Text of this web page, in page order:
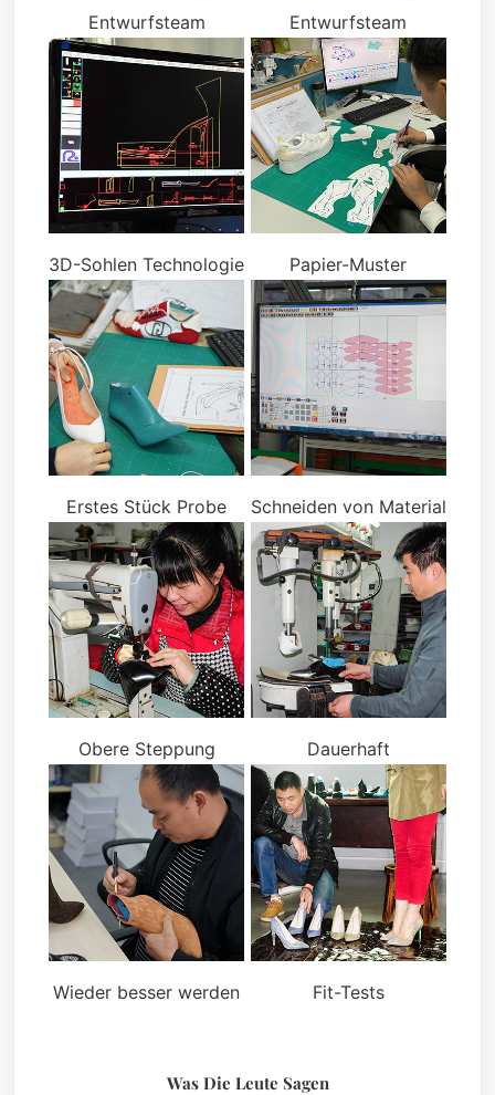
Entwurfsteam Entwurfsteam
3D-Sohlen Technologie Papier-Muster
Erstes Stück Probe Schneiden von Material
Obere Steppung Dauerhaft
Wieder besser werden Fit-Tests
Was Die Leute Sagen